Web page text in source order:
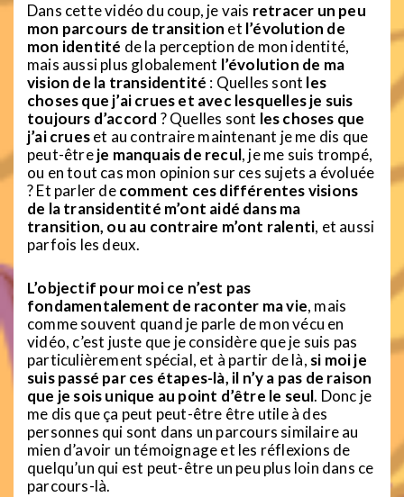
Dans cette vidéo du coup, je vais retracer un peu
mon parcours de transition et l’évolution de
mon identité de la perception de mon identité,
mais aussi plus globalement l’évolution de ma
vision de la transidentité : Quelles sont les
choses que j’ai crues et avec lesquelles je suis
toujours d’accord ? Quelles sont les choses que
j’ai crueset au contraire maintenant je me dis que
peut-êtreje manquais de recul, je me suis trompé,
ou en tout cas mon opinion sur ces sujets a évoluée
? Et parler decomment ces différentes visions
de la transidentité m’ont aidé dans ma
transition, ou au contraire m’ont ralenti, et aussi
parfois les deux.
L’objectif pour moi ce n’est pas
fondamentalement de raconter ma vie, mais
comme souvent quand je parle de mon vécu en
vidéo, c’est juste que je considère que je suis pas
particulièrement spécial, et à partir de là, si moi je
suis passé par ces étapes-là, il n’y a pas de raison
que je sois unique au point d’être le seul. Donc je
me dis que ça peut peut-être être utile à des
personnes qui sont dans un parcours similaire au
mien d’avoir un témoignage et les réflexions de
quelqu’un qui est peut-être un peu plus loin dans ce
parcours-là.